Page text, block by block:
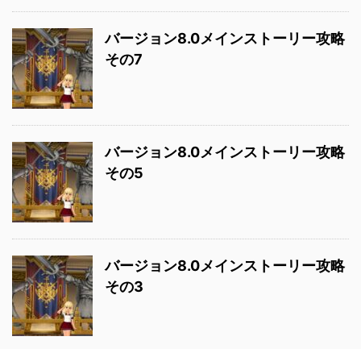
バージョン8.0メインストーリー攻略
その7
バージョン8.0メインストーリー攻略
その5
バージョン8.0メインストーリー攻略
その3